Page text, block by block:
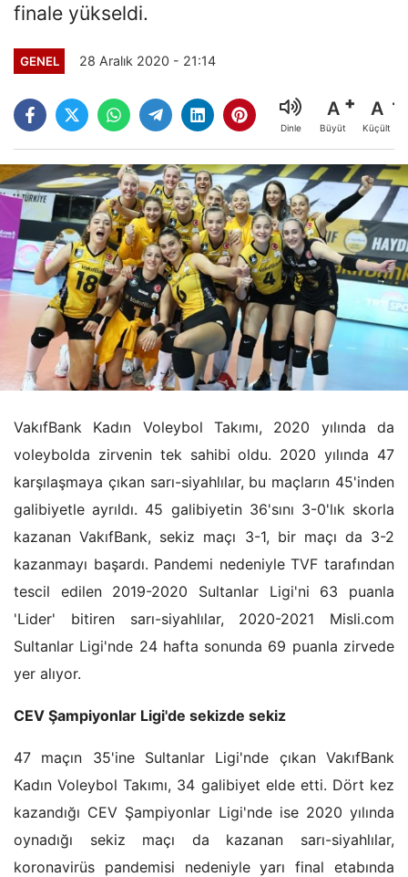
finale yükseldi.
GENEL 28 Aralık 2020 - 21:14
Dinle
A
Büyüt
A
Küçült
VakıfBank Kadın Voleybol Takımı, 2020 yılında da
voleybolda zirvenin tek sahibi oldu. 2020 yılında 47
karşılaşmaya çıkan sarı-siyahlılar, bu maçların 45'inden
galibiyetle ayrıldı. 45 galibiyetin 36'sını 3-0'lık skorla
kazanan VakıfBank, sekiz maçı 3-1, bir maçı da 3-2
kazanmayı başardı. Pandemi nedeniyle TVF tarafından
tescil edilen 2019-2020 Sultanlar Ligi'ni 63 puanla
'Lider' bitiren sarı-siyahlılar, 2020-2021 Misli.com
Sultanlar Ligi'nde 24 hafta sonunda 69 puanla zirvede
yer alıyor.
CEV Şampiyonlar Ligi'de sekizde sekiz
47 maçın 35'ine Sultanlar Ligi'nde çıkan VakıfBank
Kadın Voleybol Takımı, 34 galibiyet elde etti. Dört kez
kazandığı CEV Şampiyonlar Ligi'nde ise 2020 yılında
oynadığı sekiz maçı da kazanan sarı-siyahlılar,
koronavirüs pandemisi nedeniyle yarı final etabında